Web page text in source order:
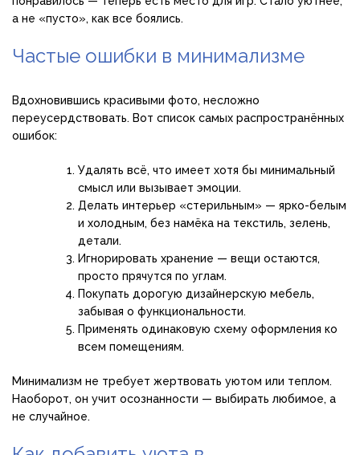
а не «пусто», как все боялись.
Частые ошибки в минимализме
Вдохновившись красивыми фото, несложно
переусердствовать. Вот список самых распространённых
ошибок:
Удалять всё, что имеет хотя бы минимальный
смысл или вызывает эмоции.
Делать интерьер «стерильным» — ярко-белым
и холодным, без намёка на текстиль, зелень,
детали.
Игнорировать хранение — вещи остаются,
просто прячутся по углам.
Покупать дорогую дизайнерскую мебель,
забывая о функциональности.
Применять одинаковую схему оформления ко
всем помещениям.
Минимализм не требует жертвовать уютом или теплом.
Наоборот, он учит осознанности — выбирать любимое, а
не случайное.